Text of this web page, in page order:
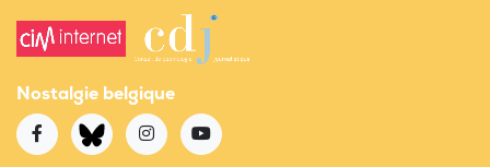
Nostalgie belgique